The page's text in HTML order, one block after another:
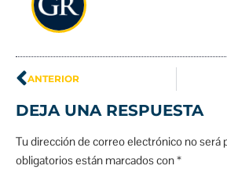
ANTERIOR
DEJA UNA RESPUESTA
Tu dirección de correo electrónico no será
obligatorios están marcados con*